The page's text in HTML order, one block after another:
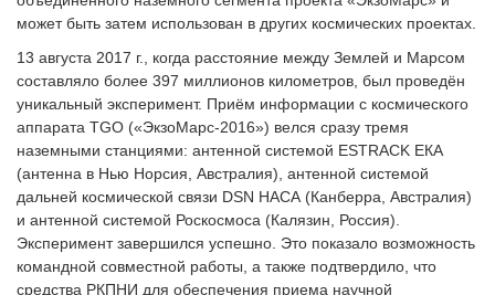
может быть затем использован в других космических проектах.
13 августа 2017 г., когда расстояние между Землей и Марсом
составляло более 397 миллионов километров, был проведён
уникальный эксперимент. Приём информации с космического
аппарата TGO («ЭкзоМарс-2016») велся сразу тремя
наземными станциями: антенной системой ESTRACK ЕКА
(антенна в Нью Норсия, Австралия), антенной системой
дальней космической связи DSN НАСА (Канберра, Австралия)
и антенной системой Роскосмоса (Калязин, Россия).
Эксперимент завершился успешно. Это показало возможность
командной совместной работы, а также подтвердило, что
средства РКПНИ для обеспечения приема научной